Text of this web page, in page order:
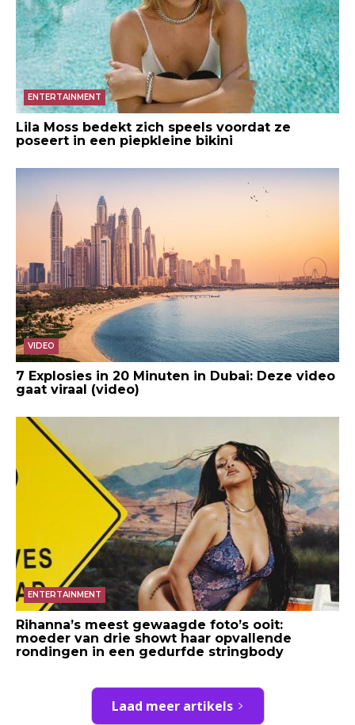
ENTERTAINMENT
Lila Moss bedekt zich speels voordat ze
poseert in een piepkleine bikini
VIDEO
7 Explosies in 20 Minuten in Dubai: Deze video
gaat viraal (video)
ENTERTAINMENT
Rihanna’s meest gewaagde foto’s ooit:
moeder van drie showt haar opvallende
rondingen in een gedurfde stringbody
Laad meer artikels